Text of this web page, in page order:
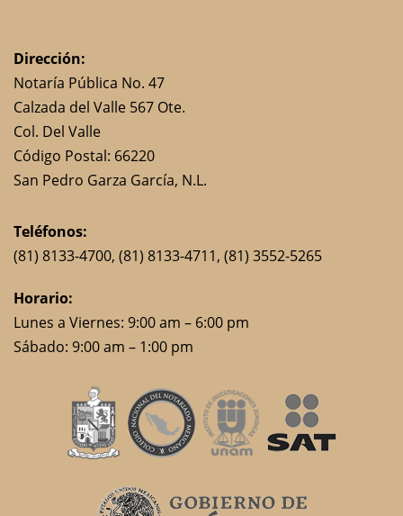
Dirección:
Notaría Pública No. 47
Calzada del Valle 567 Ote.
Col. Del Valle
Código Postal: 66220
San Pedro Garza García, N.L.
Teléfonos:
(81) 8133-4700, (81) 8133-4711, (81) 3552-5265
Horario:
Lunes a Viernes: 9:00 am – 6:00 pm
Sábado: 9:00 am – 1:00 pm